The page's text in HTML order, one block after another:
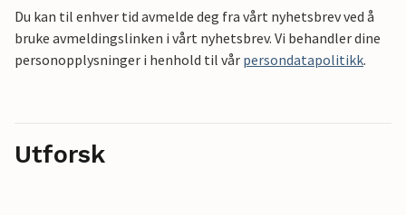
Du kan til enhver tid avmelde deg fra vårt nyhetsbrev ved å
bruke avmeldingslinken i vårt nyhetsbrev. Vi behandler dine
personopplysninger i henhold til vår persondatapolitikk.
Utforsk